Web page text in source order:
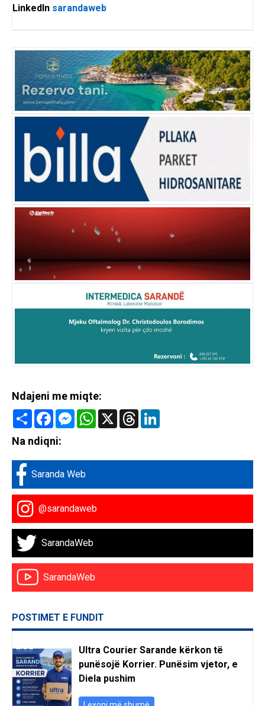
LinkedIn sarandaweb
Ndajeni me miqte:
Share FacebookMessenger
WhatsApp
X Threads
Na ndiqni:
Saranda Web
@sarandaweb
SarandaWeb
SarandaWeb
POSTIMET E FUNDIT
Ultra Courier Sarande kërkon të
punësojë Korrier. Punësim vjetor, e
Diela pushim